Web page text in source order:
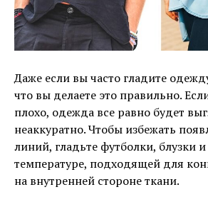
Даже если вы часто гладите
что вы делаете это правильно.
плохо, одежда все равно будет
неаккуратно. Чтобы избежать
линий, гладьте футболки, блузки
температуре, подходящей для
на внутренней стороне ткани.